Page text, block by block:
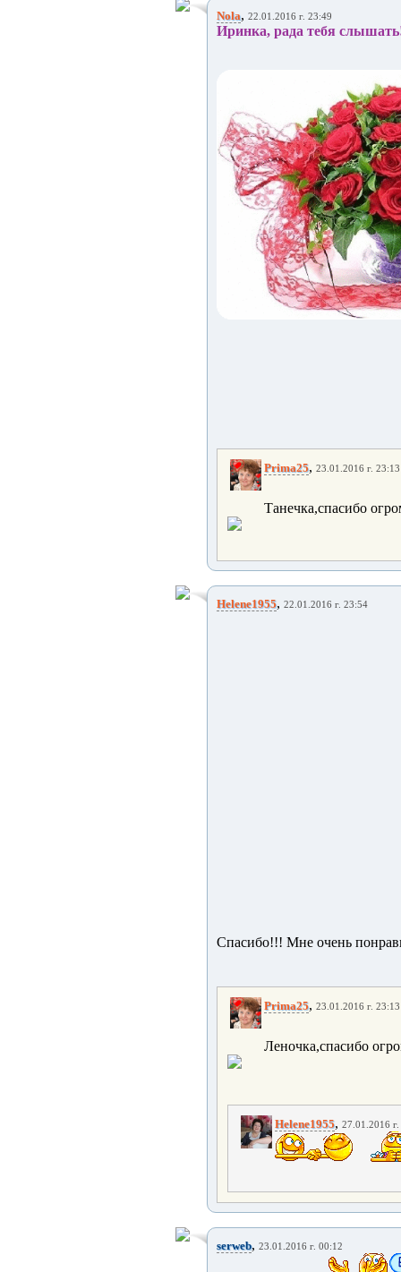
Nola, 22.01.2016 г. 23:49
Иринка, рада тебя
Prima25, 23.01.2016 г. 23:13
Танечка,спасибо
Helene1955, 22.01.2016 г. 23:54
Спасибо!!! Мне очень
Prima25, 23.01.2016 г. 23:13
Леночка,спасибо
Helene1955, 27.01.2016
serweb, 23.01.2016 г. 00:12